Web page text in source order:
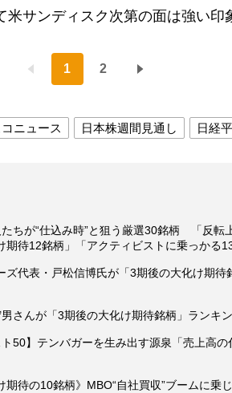
サンディスク次第の面は強い印
1 2
ニュース 日本株週間見通し 日経
ちが“仕込み時”と狙う厳選30銘柄 「反転
期待12銘柄」「アクティビストに乗っかる
ズ代表・戸松信博氏が「3期後の大化け期待
さんが「3期後の大化け期待銘柄」ランキ
ト50】テンバガーを生み出す源泉「売上高
期待の10銘柄》MBO“自社買収”ブームに乗